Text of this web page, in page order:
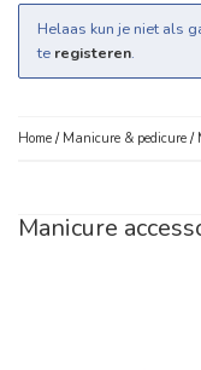
Helaas kun je niet als
te registeren.
Home / Manicure & pedicure /
Manicure